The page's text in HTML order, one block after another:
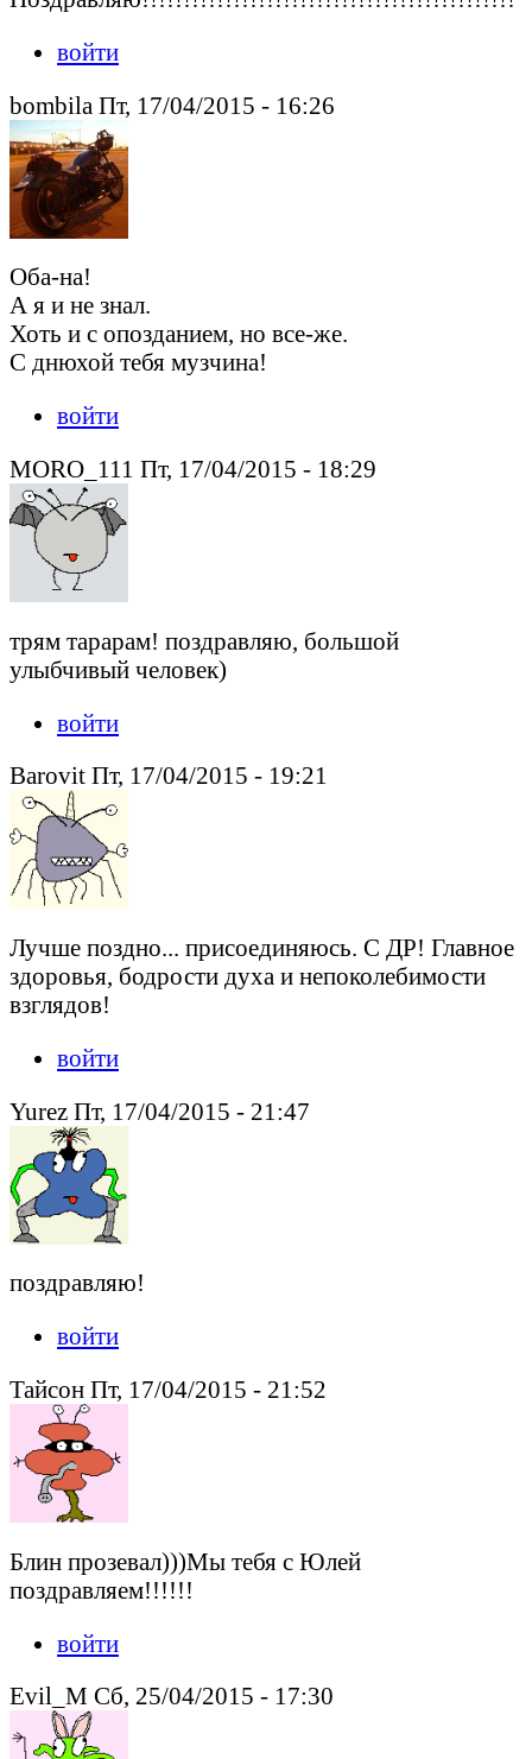
войти
bombila Пт, 17/04/2015 - 16:26
Оба-на!
А я и не знал.
Хоть и с опозданием, но все-же.
С днюхой тебя музчина!
войти
MORO_111 Пт, 17/04/2015 - 18:29
трям тарарам! поздравляю, большой
улыбчивый человек)
войти
Barovit Пт, 17/04/2015 - 19:21
Лучше поздно... присоединяюсь. С ДР! Главное
здоровья, бодрости духа и непоколебимости
взглядов!
войти
Yurez Пт, 17/04/2015 - 21:47
поздравляю!
войти
Тайсон Пт, 17/04/2015 - 21:52
Блин прозевал)))Мы тебя с Юлей
поздравляем!!!!!!
войти
Evil_M Сб, 25/04/2015 - 17:30